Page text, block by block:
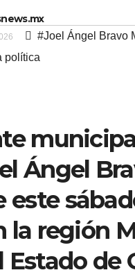
#Joel Ángel Bravo
política
Ángel
este
la región
Estado de